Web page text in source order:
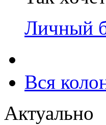
Личный
Вся
Актуально